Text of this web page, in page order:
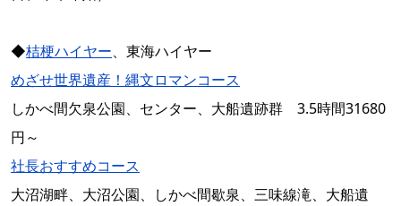
◆桔梗ハイヤー、東海ハイヤー
めざせ世界遺産！縄文ロマンコース
しかべ間欠泉公園、センター、大船遺跡群 3.5時間31680
円～
社長おすすめコース
大沼湖畔、大沼公園、しかべ間歇泉、三味線滝、大船遺